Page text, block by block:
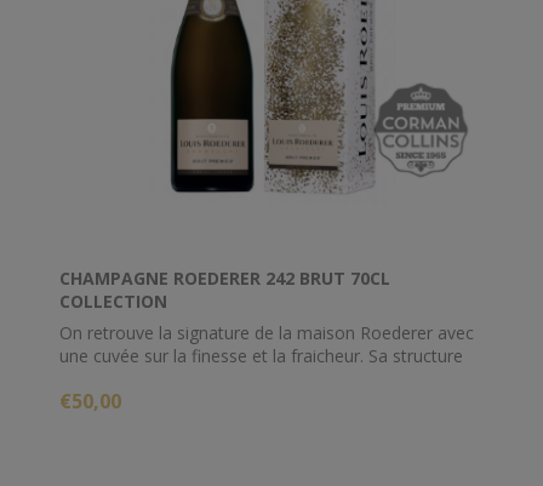
CHAMPAGNE ROEDERER 242 BRUT 70CL
COLLECTION
On retrouve la signature de la maison Roederer avec
une cuvée sur la finesse et la fraicheur. Sa structure
accompagnant parfaitement poissons et crustacés.
€50,00